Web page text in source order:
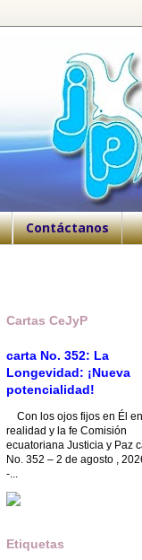
Contáctanos
Cartas CeJyP
carta No. 352: La
Longevidad: ¡Nueva
potencialidad!
Con los ojos fijos en Él
realidad y la fe Comisión
ecuatoriana Justicia y Paz
No. 352 – 2 de agosto ,
-...
Etiquetas